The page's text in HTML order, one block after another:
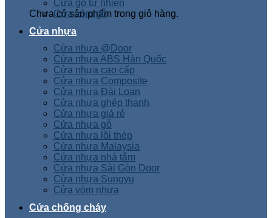
Chưa có sản phẩm trong giỏ hàng.
Cửa gỗ tự nhiên
Cửa vòm gỗ
Cửa nhựa
Cửa nhựa @Door
Cửa nhựa ABS Hàn Quốc
Cửa nhựa cao cấp
Cửa nhựa Composite
Cửa nhựa Đài Loan
Cửa nhựa ghép thanh
Cửa nhựa giá rẻ
Cửa nhựa gỗ
Cửa nhựa lõi thép
Cửa nhựa Malaysia
Cửa nhựa nhà tắm
Cửa nhựa Sài Gòn Door
Cửa nhựa Sungyu
Cửa vòm nhựa
Cửa chống cháy